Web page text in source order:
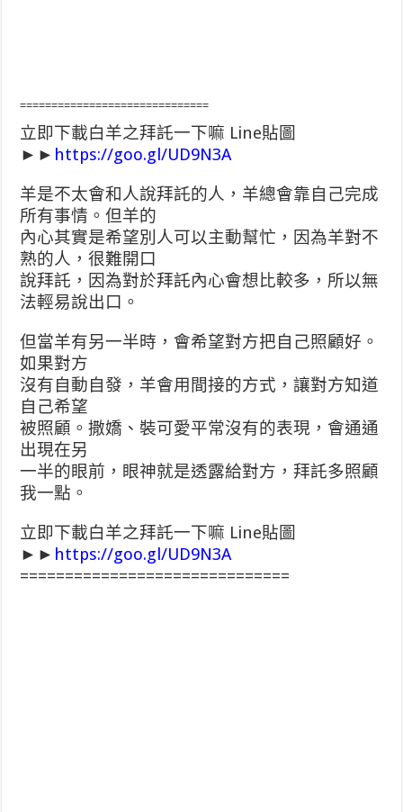
==============================
立即下載白羊之拜託一下嘛 Line貼圖
►► https://goo.gl/UD9N3A
羊是不太會和人說拜託的人，羊總會靠自己完成
所有事情。但羊的
內心其實是希望別人可以主動幫忙，因為羊對不
熟的人，很難開口
說拜託，因為對於拜託內心會想比較多，所以無
法輕易說出口。
但當羊有另一半時，會希望對方把自己照顧好。
如果對方
沒有自動自發，羊會用間接的方式，讓對方知道
自己希望
被照顧。撒嬌、裝可愛平常沒有的表現，會通通
出現在另
一半的眼前，眼神就是透露給對方，拜託多照顧
我一點。
立即下載白羊之拜託一下嘛 Line貼圖
►► https://goo.gl/UD9N3A
==============================